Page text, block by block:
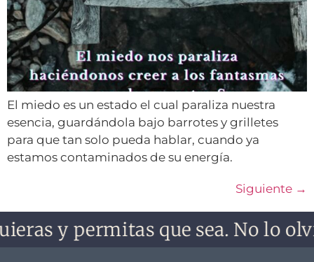
El miedo es un estado el cual paraliza nuestra
esencia, guardándola bajo barrotes y grilletes
para que tan solo pueda hablar, cuando ya
estamos contaminados de su energía.
Siguiente →
y permitas que sea. No lo